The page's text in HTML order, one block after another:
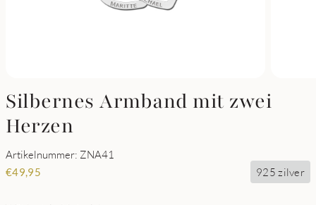
Silbernes Armband mit zwei
Herzen
Artikelnummer: ZNA41
€49,95 925 zilver